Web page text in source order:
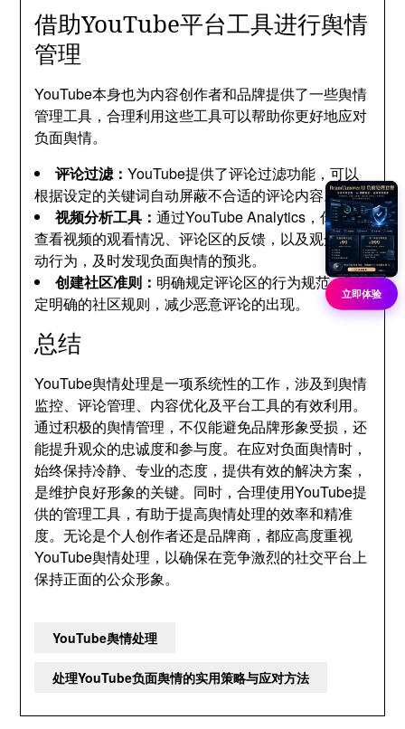
借助YouTube平台工具进行舆情
管理
YouTube本身也为内容创作者和品牌提供了一些舆情
管理工具，合理利用这些工具可以帮助你更好地应对
负面舆情。
评论过滤：YouTube提供了评论过滤功能，可以
根据设定的关键词自动屏蔽不合适的评论内容。
视频分析工具：通过YouTube Analytics，你可以
查看视频的观看情况、评论区的反馈，以及观众的互
动行为，及时发现负面舆情的预兆。
创建社区准则： 明确规定评论区的行为规范，制
定明确的社区规则，减少恶意评论的出现。
总结
YouTube舆情处理是一项系统性的工作，涉及到舆情
监控、评论管理、内容优化及平台工具的有效利用。
通过积极的舆情管理，不仅能避免品牌形象受损，还
能提升观众的忠诚度和参与度。在应对负面舆情时，
始终保持冷静、专业的态度，提供有效的解决方案，
是维护良好形象的关键。同时，合理使用YouTube提
供的管理工具，有助于提高舆情处理的效率和精准
度。无论是个人创作者还是品牌商，都应高度重视
YouTube舆情处理，以确保在竞争激烈的社交平台上
保持正面的公众形象。
YouTube舆情处理
处理YouTube负面舆情的实用策略与应对方法
立即体验